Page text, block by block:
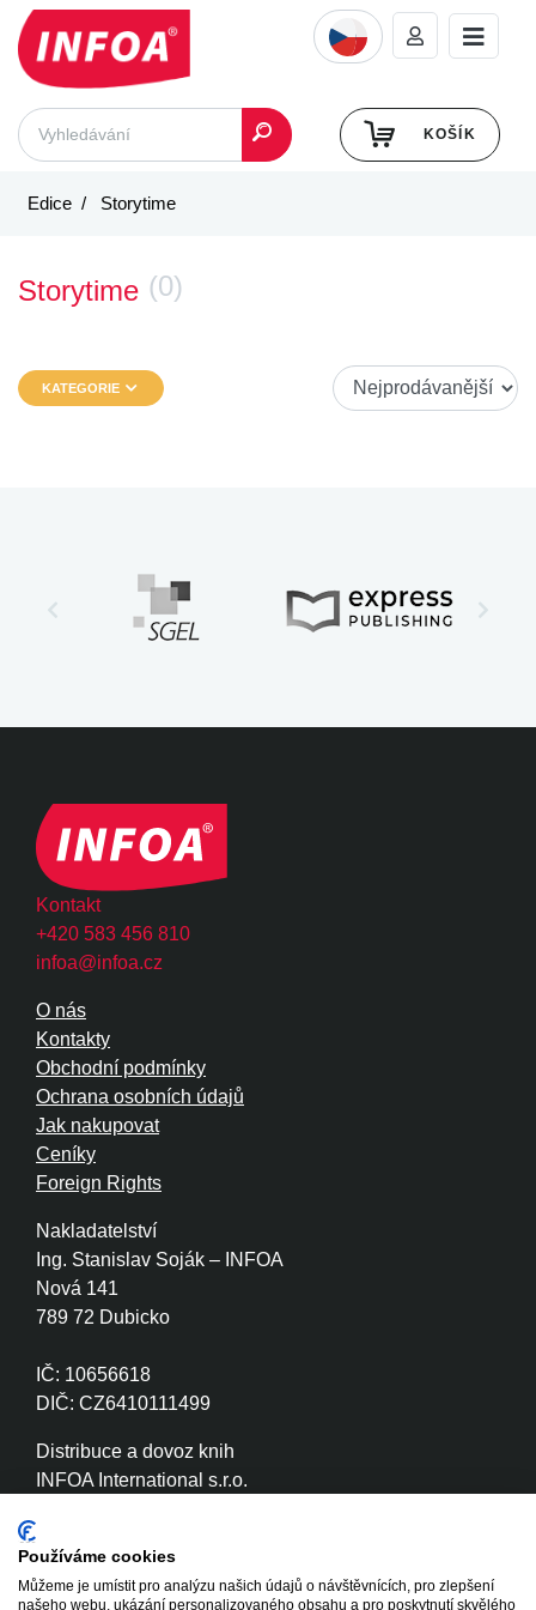
KOŠÍK
Edice Storytime
Storytime (0)
KATEGORIE
Kontakt
+420 583 456 810
infoa@infoa.cz
Nakladatelství
Ing. Stanislav Soják – INFOA
Nová 141
789 72 Dubicko
IČ: 10656618
DIČ: CZ6410111499
Distribuce a dovoz knih
INFOA International s.r.o.
IČ: 26870886
O nás
Kontakty
Obchodní podmínky
Ochrana osobních údajů
Jak nakupovat
Ceníky
Foreign Rights
Používáme cookies
Můžeme je umístit pro analýzu našich údajů o návštěvnících, pro zlepšení
našeho webu, ukázání personalizovaného obsahu a pro poskytnutí skvělého